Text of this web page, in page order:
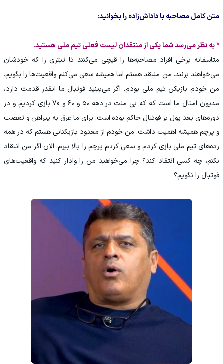
متن کامل مصاحبه با داداش‌زاده را بخوانید:
* به نظر می‌رسد شما یکی از منتقدان لیست فعلی تیم ملی هستید.
متاسفانه برخی افراد مصاحبه‌ها را قیچی می‌کنند تا تیتری را که خودشان
می‌خواهند بزنند. من منتقد هستم اما همیشه سعی می‌کنم واقعیت‌ها را بگویم.
من خودم بازیکن تیم ملی بودم. اگر می‌بینید فوتبال ما انقدر قدمت دارد،
مدیون امثال ما است که که بی منت در دهه ۵۰ و ۶۰ و 70 بازی کردیم و در
دوره‌های بعد پول بر فوتبال حاکم بوده است. برای ما عرق به پیراهن و تعصب
و پرچم همیشه اهمیت داشت. من خودم از معدود بازیکنانی هستم که در همه
رده‌های تیم ملی بازی کردم و سعی کردم پرچم را بالا ببرم. الان اگر من انتقاد
نکنم، چه کسی انتقاد کند؟ چرا می‌خواهید من را وادار کنید که واقعیت‌های
فوتبال را نگویم؟